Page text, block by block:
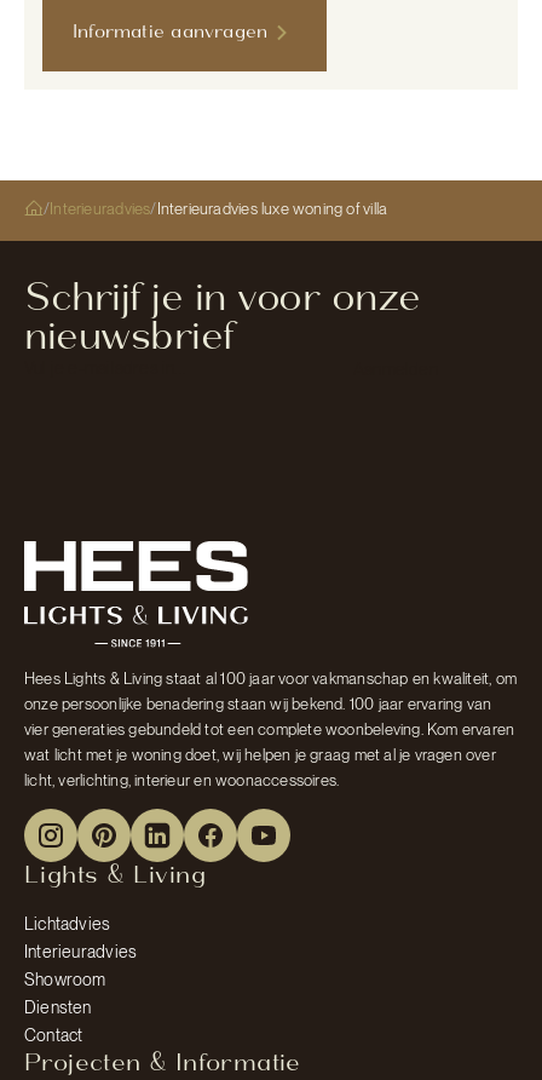
Informatie aanvragen
/Interieuradvies/Interieuradvies luxe woning of villa
Schrijf je in voor onze
nieuwsbrief
Hees Lights & Living staat al 100 jaar voor vakmanschap en kwaliteit, om
onze persoonlijke benadering staan wij bekend. 100 jaar ervaring van
vier generaties gebundeld tot een complete woonbeleving. Kom ervaren
wat licht met je woning doet, wij helpen je graag met al je vragen over
licht, verlichting, interieur en woonaccessoires.
Lights & Living
Lichtadvies
Interieuradvies
Showroom
Diensten
Contact
Projecten & Informatie